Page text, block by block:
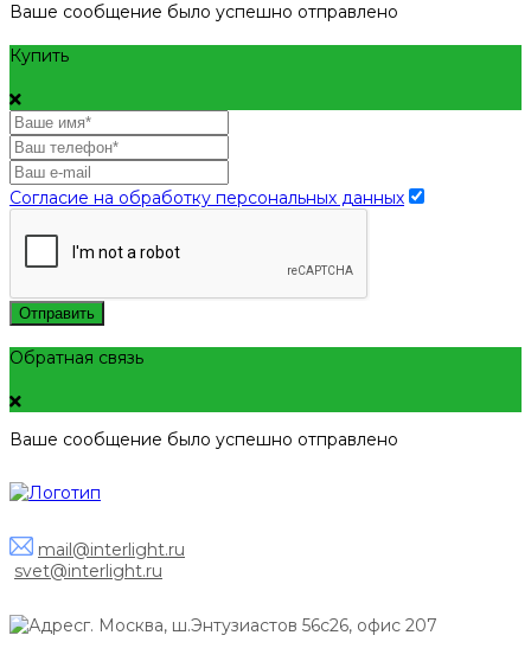
Ваше сообщение было успешно отправлено
Купить
Согласие на обработку персональных данных
Отправить
Обратная связь
Ваше сообщение было успешно отправлено
mail@interlight.ru
svet@interlight.ru
г. Москва, ш.Энтузиастов 56с26, офис 207